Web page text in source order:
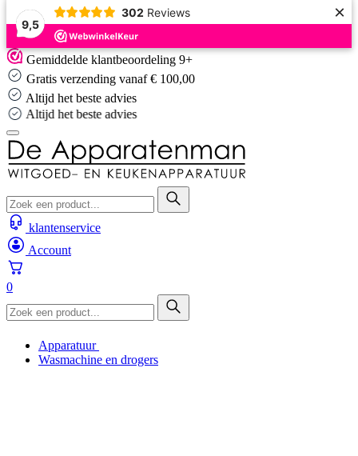
9,5
302 Reviews ×
Skip
to
content
Gemiddelde klantbeoordeling 9+
Gratis verzending vanaf € 100,00
Altijd het beste advies
Altijd het beste advies
klantenservice
Account
0
Apparatuur
Wasmachine en drogers